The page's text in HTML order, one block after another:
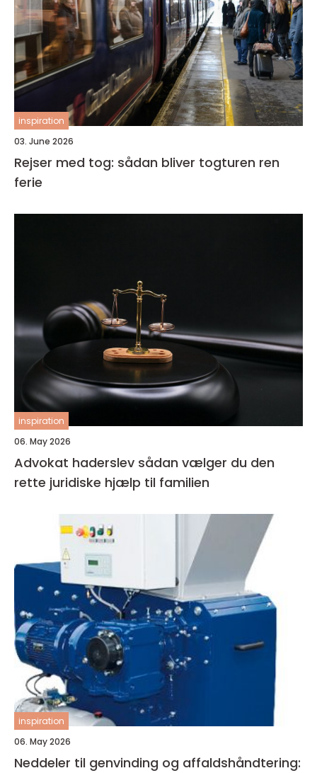
inspiration
03. June 2026
Rejser med tog: sådan bliver togturen ren
ferie
inspiration
06. May 2026
Advokat haderslev sådan vælger du den
rette juridiske hjælp til familien
inspiration
06. May 2026
Neddeler til genvinding og affaldshåndtering: